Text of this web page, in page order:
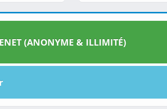
(ANONYME & ILLIMITÉ)